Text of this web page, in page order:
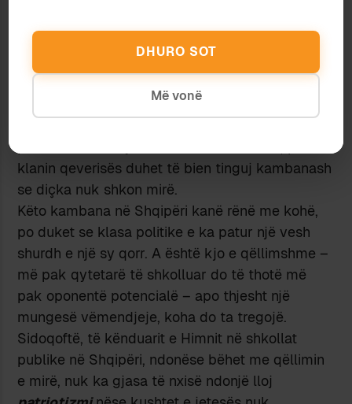
Atdhedashuria nuk edukohet as me ode, as me
himne dhe as me përralla se si vetë perënditë
paskëshin qenë me origjinë shqiptare.
Të rrish a të ikësh është sigurisht një vendim
klanin qeverisës duhet të bien tinguj kambanash
se diçka nuk shkon mirë.
Këto kambana në Shqipëri kanë rënë me kohë,
po duket se klasa politike e ka patur një vesh
shurdh e një sy qorr. A është kjo e qëllimshme –
më pak qytetarë të shkolluar do të thotë më
pak oponentë potencialë – apo thjesht një
mungesë vëmendjeje, koha do ta tregojë.
Sidoqoftë, të kënduarit e Himnit në shkollat
publike në Shqipëri, ndonëse bëhet me qëllimin
e mirë, nuk ka gjasa të nxisë ndonjë lloj
DHURO SOT
Më vonë